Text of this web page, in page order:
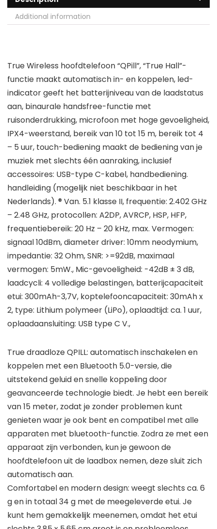
Additional information
True Wireless hoofdtelefoon “QPill”, “True Hall”-
functie maakt automatisch in- en koppelen, led-
indicator geeft het batterijniveau van de laadstatus
aan, binaurale handsfree-functie met
ruisonderdrukking, microfoon met hoge gevoeligheid,
IPX4-weerstand, bereik van 10 tot 15 m, bereik tot 4
– 5 uur, touch-bediening maakt de bediening van je
muziek met slechts één aanraking, inclusief
accessoires: USB-type C-kabel, handbediening.
handleiding (mogelijk niet beschikbaar in het
Nederlands). ® Van. 5.1 klasse II, frequentie: 2.402 GHz
– 2.48 GHz, protocollen: A2DP, AVRCP, HSP, HFP,
frequentiebereik: 20 Hz – 20 kHz, max. Vermogen:
signaal 10dBm, diameter driver: 10mm neodymium,
impedantie: 32 Ohm, SNR: >=92dB, maximaal
vermogen: 5mW., Mic-gevoeligheid: -42dB ± 3 dB,
laadcycli: 4 volledige belastingen, batterijcapaciteit
etui: 300mAh-3,7V, koptelefooncapaciteit: 30mAh x
2, type: Lithium polymeer (LiPo), oplaadtijd: ca. 1 uur,
oplaadaansluiting: USB type C V.,
True draadloze QPILL: automatisch inschakelen en
koppelen met een Bluetooth 5.0-versie, die
uitstekend geluid en snelle koppeling door
geavanceerde technologie biedt. Je hebt een bereik
van 15 meter, zodat je zonder problemen kunt
genieten waar je ook bent en compatibel met alle
apparaten met bluetooth-functie. Zodra ze met een
apparaat zijn verbonden, kun je gewoon de
hoofdtelefoon uit de laadbox nemen, deze sluit zich
automatisch aan.
Comfortabel en modern design: weegt slechts ca. 6
g en in totaal 34 g met de meegeleverde etui. Je
kunt hem gemakkelijk meenemen, omdat het etui